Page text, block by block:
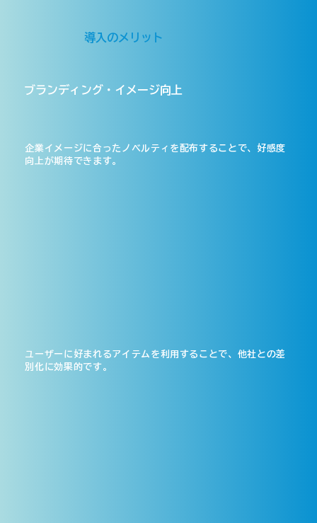
導入のメリット
企業イメージに合ったノベルティを配布することで、好感度
向上が期待できます。
ユーザーに好まれるアイテムを利用することで、他社との差
別化に効果的です。
ブランディング・イメージ向上